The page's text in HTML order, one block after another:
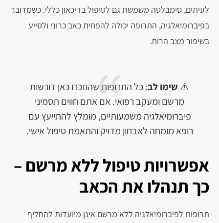
לעיתים, סימבלטה משמשת גם לטיפול בדיכאון כללי. כשמדובר
בפיברומיאלגיה, התרופה יכולה להפחית כאב כרוני ולסייע
בשיפור מצב הרוח.
⚠️ שימו לב: כל התרופות שהוזכרו כאן דורשות
מרשם ומעקב רפואי. אם אתם חווים תסמיני
פיברומיאלגיה משמעותיים, מומלץ להתייעץ עם
רופא מומחה לאבחון מדויק והתאמת טיפול אישי.
אפשרויות טיפול ללא מרשם –
כך תנהלו את הכאב
תרופות לפיברומיאלגיה ללא מרשם אינן מיועדות להחליף